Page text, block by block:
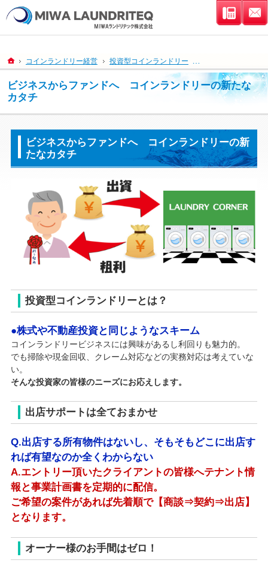
ビジネスからファンドへ コインランドリーの新たな
カタチ
ビジネスからファンドへ コインランドリーの新
たなカタチ
投資型コインランドリーとは？
●株式や不動産投資と同じようなスキーム
コインランドリービジネスには興味があるし利回りも魅力的。
でも掃除や現金回収、クレーム対応などの実務対応は考えていな
い。
そんな投資家の皆様のニーズにお応えします。
出店サポートは全ておまかせ
Q.出店する所有物件はないし、そもそもどこに出店す
れば有望なのか全くわからない
A.エントリー頂いたクライアントの皆様へテナント情
報と事業計画書を定期的に配信。
ご希望の案件があれば先着順で【商談⇒契約⇒出店】
となります。
オーナー様のお手間はゼロ！
連絡先
ホーム
コインランドリー経営 投資型コインランドリー